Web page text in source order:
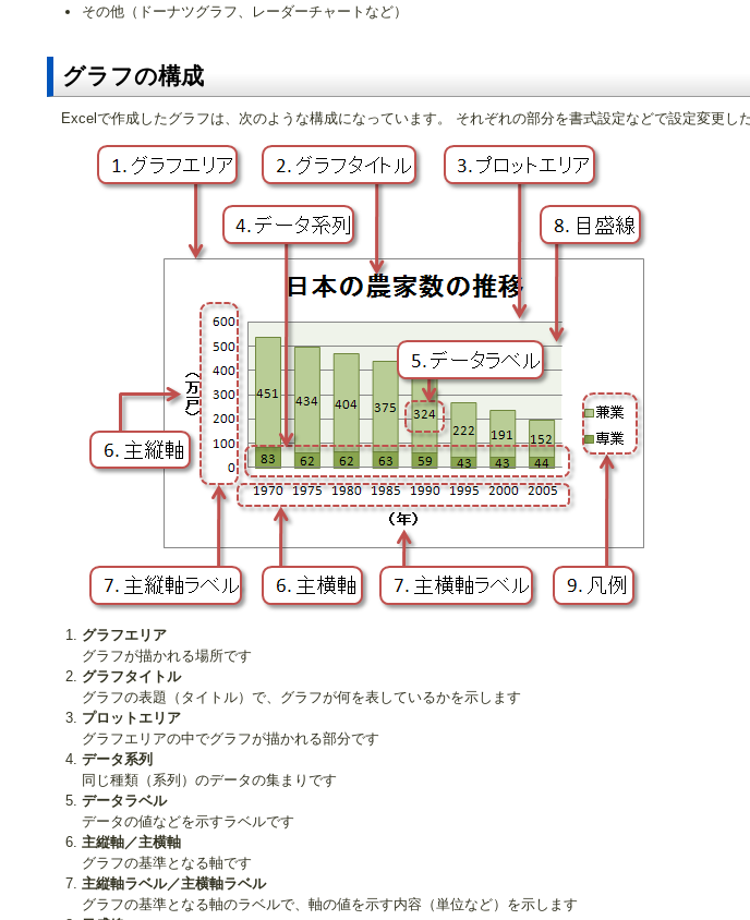
その他（ドーナツグラフ、レーダーチャートなど）
グラフの構成
Excelで作成したグラフは、次のような構成になっています。 それぞれの部分を書式設定などで設定変更し
グラフエリア
グラフが描かれる場所です
グラフタイトル
グラフの表題（タイトル）で、グラフが何を表しているかを示します
プロットエリア
グラフエリアの中でグラフが描かれる部分です
データ系列
同じ種類（系列）のデータの集まりです
データラベル
データの値などを示すラベルです
主縦軸／主横軸
グラフの基準となる軸です
主縦軸ラベル／主横軸ラベル
グラフの基準となる軸のラベルで、軸の値を示す内容（単位など）を示します